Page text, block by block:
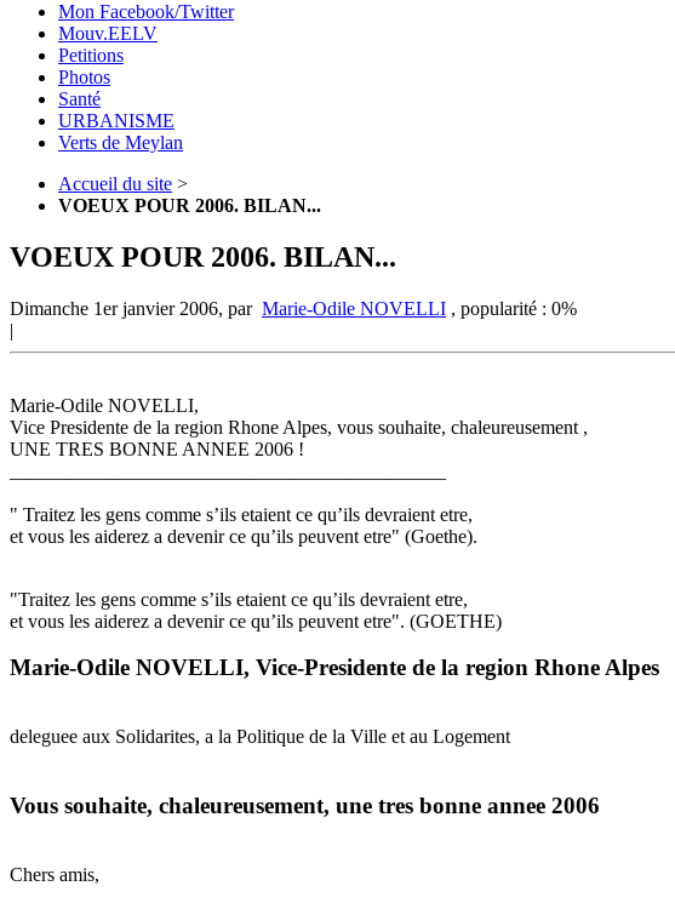
Mon Facebook/Twitter
Mouv.EELV
Petitions
Photos
Santé
URBANISME
Verts de Meylan
Accueil du site >
VOEUX POUR 2006. BILAN...
VOEUX POUR 2006. BILAN...
Dimanche 1er janvier 2006, par Marie-Odile NOVELLI , popularité : 0%
|
Marie-Odile NOVELLI,
Vice Presidente de la region Rhone Alpes, vous souhaite, chaleureusement ,
UNE TRES BONNE ANNEE 2006 !
" Traitez les gens comme s’ils etaient ce qu’ils devraient etre,
et vous les aiderez a devenir ce qu’ils peuvent etre" (Goethe).
"Traitez les gens comme s’ils etaient ce qu’ils devraient etre,
et vous les aiderez a devenir ce qu’ils peuvent etre". (GOETHE)
Marie-Odile NOVELLI, Vice-Presidente de la region Rhone Alpes
deleguee aux Solidarites, a la Politique de la Ville et au Logement
Vous souhaite, chaleureusement, une tres bonne annee 2006
Chers amis,